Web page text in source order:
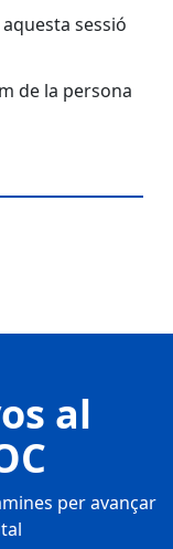
sessió
de la persona
al
per avançar